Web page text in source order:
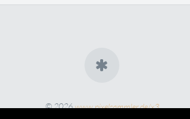
© 2026www.pixelsammler.de/x3